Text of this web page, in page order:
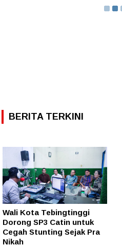
BERITA TERKINI
Wali Kota Tebingtinggi
Dorong SP3 Catin untuk
Cegah Stunting Sejak Pra
Nikah